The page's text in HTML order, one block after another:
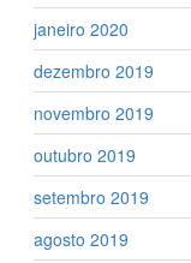
janeiro 2020
dezembro 2019
novembro 2019
outubro 2019
setembro 2019
agosto 2019